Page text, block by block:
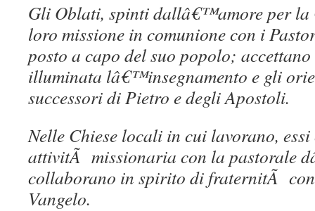
Gli Oblati, spinti dallâ€™amore per la
loro missione in comunione con i
posto a capo del suo popolo;
illuminata lâ€™insegnamento e gli
successori di Pietro e degli Apostoli.
Nelle Chiese locali in cui lavorano,
attivitÃ missionaria con la pastorale
collaborano in spirito di fraternitÃ
Vangelo.